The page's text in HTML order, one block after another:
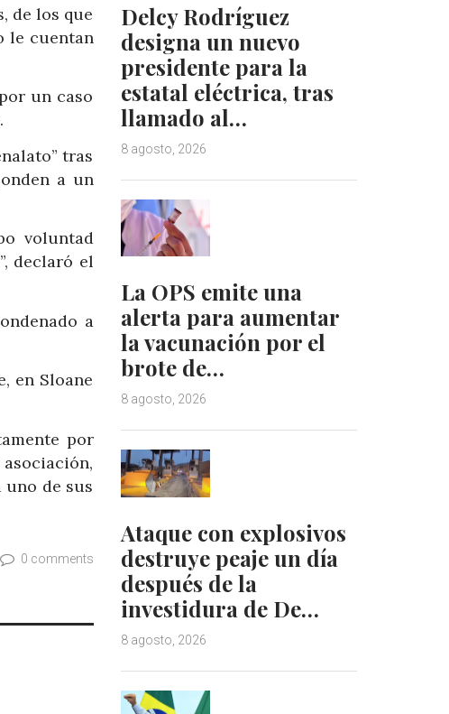
de los que
le cuentan
un caso
tras
a un
voluntad
declaró el
a
en Sloane
por
de sus
0 comments
Delcy Rodríguez
designa un nuevo
presidente para la
estatal eléctrica, tras
llamado al…
8 agosto, 2026
La OPS emite una
alerta para aumentar
la vacunación por el
brote de…
8 agosto, 2026
Ataque con explosivos
destruye peaje un día
después de la
investidura de De…
8 agosto, 2026